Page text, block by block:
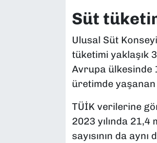
Süt
Ulusal Süt
tüketimi yaklaşık
Avrupa ülkesinde
üretimde
TÜİK verilerine
2023 yılında
sayısının da